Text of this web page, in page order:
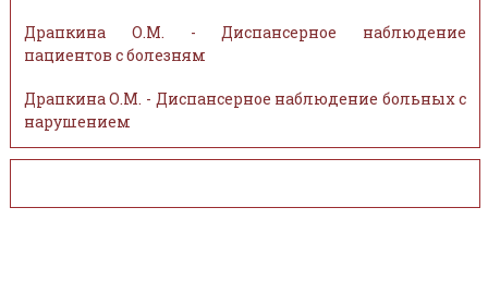
Драпкина О.М. - Диспансерное наблюдение
пациентов с болезням
Драпкина О.М. - Диспансерное наблюдение больных с
нарушением